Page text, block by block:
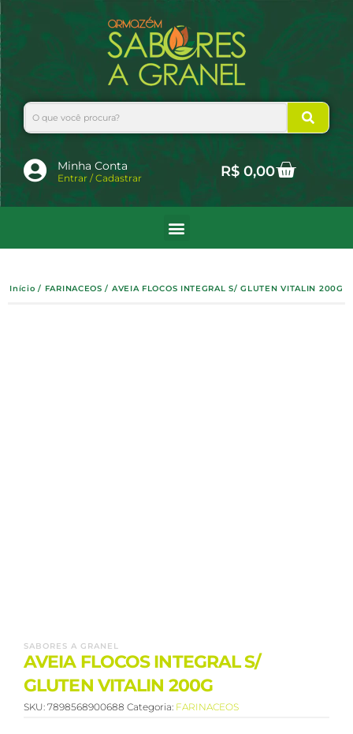
para
o
conteúdo
Search
Minha Conta
Entrar / Cadastrar R$0,00Cart
Início / FARINACEOS / AVEIA FLOCOS INTEGRAL S/ GLUTEN VITALIN 200G
SABORES A GRANEL
AVEIA FLOCOS INTEGRAL S/
GLUTEN VITALIN 200G
SKU: 7898568900688 Categoria: FARINACEOS